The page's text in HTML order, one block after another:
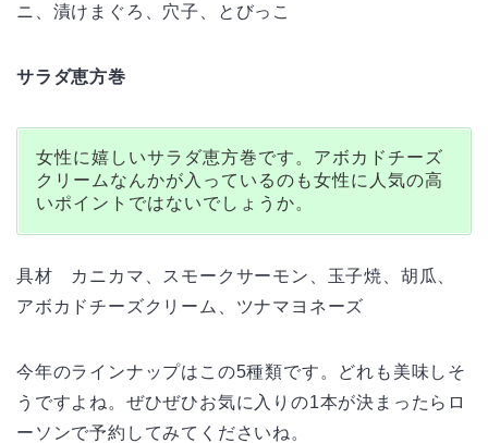
ニ、漬けまぐろ、穴子、とびっこ
サラダ恵方巻
女性に嬉しいサラダ恵方巻です。アボカドチーズ
クリームなんかが入っているのも女性に人気の高
いポイントではないでしょうか。
具材 カニカマ、スモークサーモン、玉子焼、胡瓜、
アボカドチーズクリーム、ツナマヨネーズ
今年のラインナップはこの5種類です。どれも美味しそ
うですよね。ぜひぜひお気に入りの1本が決まったらロ
ーソンで予約してみてくださいね。